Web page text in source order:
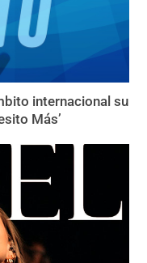
internacional su
Más’